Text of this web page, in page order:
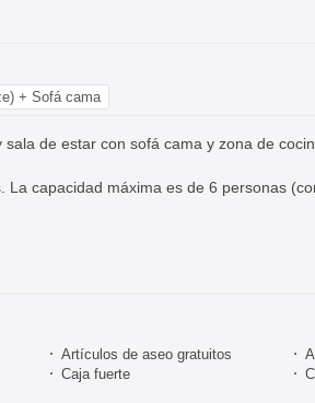
+ Sofá cama
de estar con sofá cama y zona de
La capacidad máxima es de 6 personas
Artículos de aseo gratuitos
Caja fuerte